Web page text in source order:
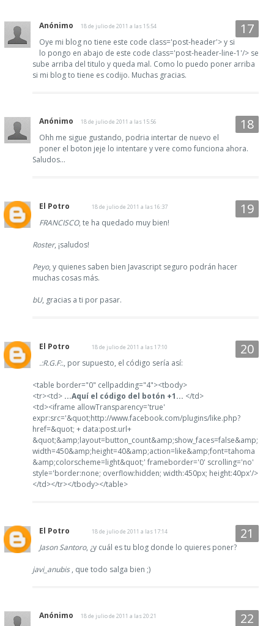
Anónimo 18 de julio de 2011 a las 15:54
Oye mi blog no tiene este code class='post-header'> y si
lo pongo en abajo de este code class='post-header-line-1'/> se
sube arriba del titulo y queda mal. Como lo puedo poner arriba
si mi blog to tiene es codijo. Muchas gracias.
Anónimo 18 de julio de 2011 a las 15:56
Ohh me sigue gustando, podria intertar de nuevo el
poner el boton jeje lo intentare y vere como funciona ahora.
Saludos...
El Potro 18 de julio de 2011 a las 16:37
FRANCISCO, te ha quedado muy bien!
Roster, ¡saludos!
Peyo, y quienes saben bien Javascript seguro podrán hacer
muchas cosas más.
bU, gracias a ti por pasar.
El Potro 18 de julio de 2011 a las 17:10
.:R.G.F:., por supuesto, el código sería así:
<table border="0" cellpadding="4"><tbody>
<tr><td> ...Aquí el código del botón +1... </td>
<td><iframe allowTransparency='true'
expr:src='&quot;http://www.facebook.com/plugins/like.php?
href=&quot; + data:post.url+
&quot;&amp;layout=button_count&amp;show_faces=false&amp;
width=450&amp;height=40&amp;action=like&amp;font=tahoma
&amp;colorscheme=light&quot;' frameborder='0' scrolling='no'
style='border:none; overflow:hidden; width:450px; height:40px'/>
</td></tr></tbody></table>
El Potro 18 de julio de 2011 a las 17:14
Jason Santoro, ¿y cuál es tu blog donde lo quieres poner?
javi_anubis, que todo salga bien ;)
Anónimo 18 de julio de 2011 a las 20:21